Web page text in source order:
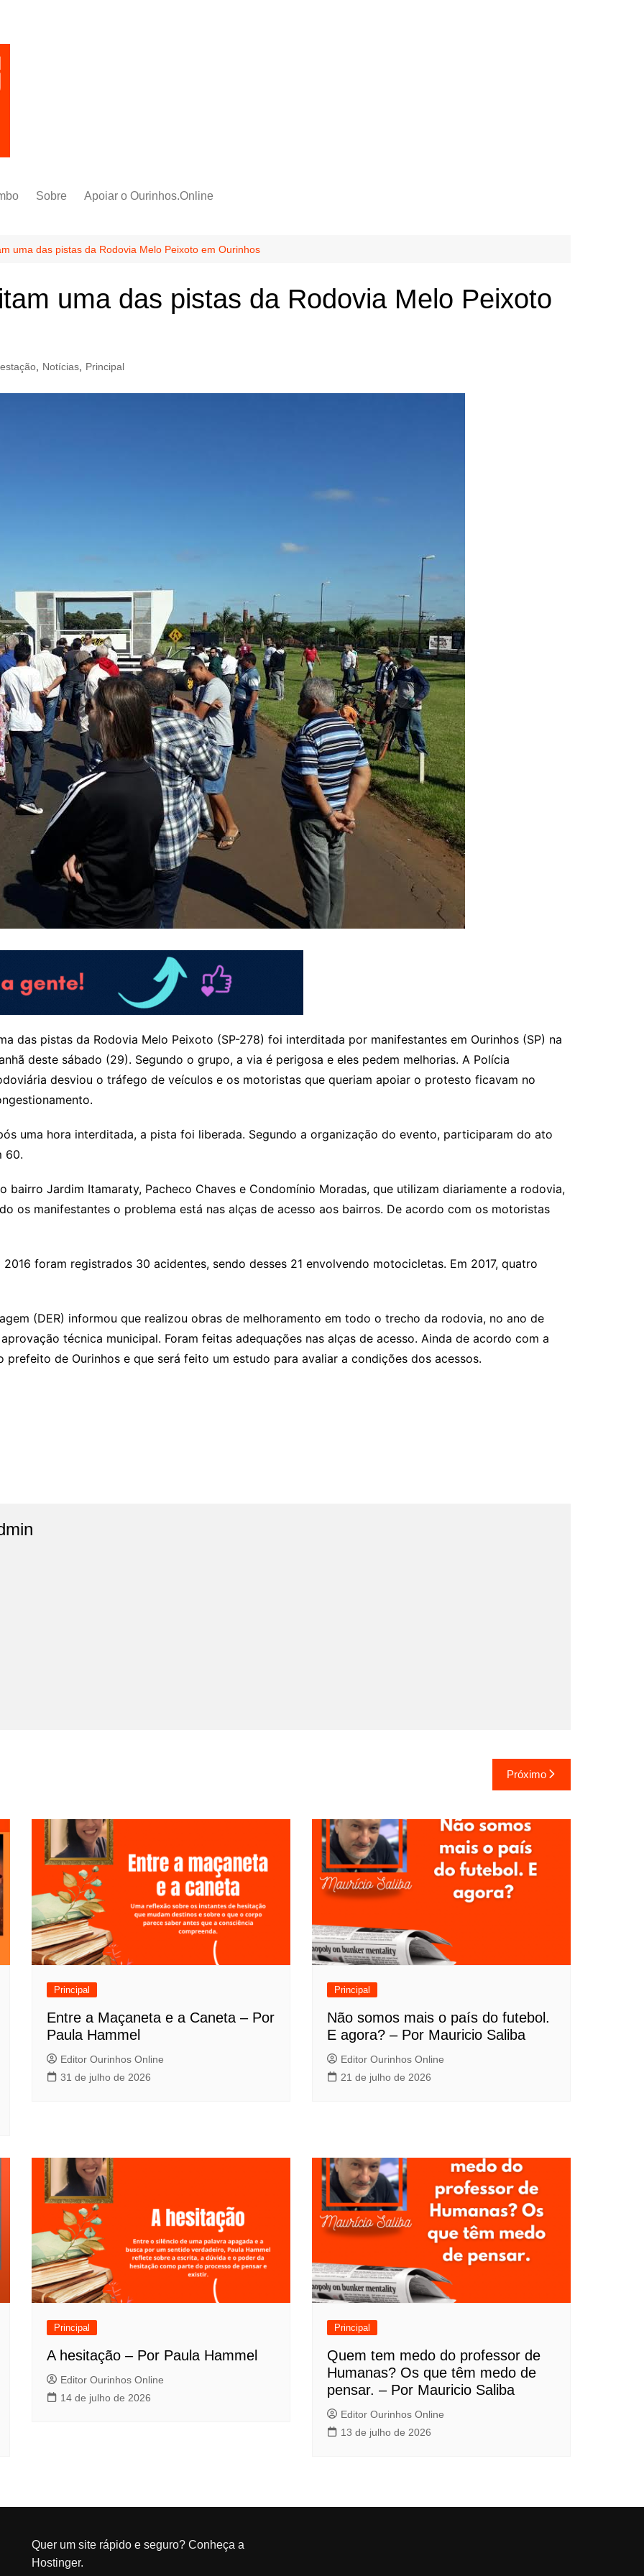
Sobre Apoiar o Ourinhos.Online
uma das pistas da Rodovia Melo Peixoto em Ourinhos
uma das pistas da Rodovia Melo Peixoto
, Notícias, Principal
das pistas da Rodovia Melo Peixoto (SP-278) foi interditada por manifestantes em Ourinhos (SP) na
deste sábado (29). Segundo o grupo, a via é perigosa e eles pedem melhorias. A Polícia
desviou o tráfego de veículos e os motoristas que queriam apoiar o protesto ficavam no
uma hora interditada, a pista foi liberada. Segundo a organização do evento, participaram do ato
60.
Jardim Itamaraty, Pacheco Chaves e Condomínio Moradas, que utilizam diariamente a rodovia,
os manifestantes o problema está nas alças de acesso aos bairros. De acordo com os motoristas
foram registrados 30 acidentes, sendo desses 21 envolvendo motocicletas. Em 2017, quatro
(DER) informou que realizou obras de melhoramento em todo o trecho da rodovia, no ano de
técnica municipal. Foram feitas adequações nas alças de acesso. Ainda de acordo com a
de Ourinhos e que será feito um estudo para avaliar a condições dos acessos.
Próximo
Principal
Entre a Maçaneta e a Caneta – Por
Paula Hammel
Editor Ourinhos Online
31 de julho de 2026
Principal
Não somos mais o país do futebol.
E agora? – Por Mauricio Saliba
Editor Ourinhos Online
21 de julho de 2026
Principal
A hesitação – Por Paula Hammel
Editor Ourinhos Online
14 de julho de 2026
Principal
Quem tem medo do professor de
Humanas? Os que têm medo de
pensar. – Por Mauricio Saliba
Editor Ourinhos Online
13 de julho de 2026
Quer um site rápido e seguro? Conheça a
Hostinger.